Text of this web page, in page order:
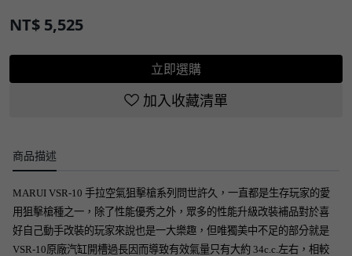
NT$ 5,525
立即選購
加入收藏清單
商品描述
MARUI VSR-10 手拉空氣狙擊槍系列問世許久，一直都是生存玩家的愛
用狙擊槍種之一，除了性能優秀之外，眾多的性能升級改裝補品對於喜
好自己動手改裝的玩家來說也是一大樂趣，但唯獨美中不足的部分就是
VSR-10原廠汽缸開槽過長因而導致有效氣量只有大約 34c.c.左右，相較